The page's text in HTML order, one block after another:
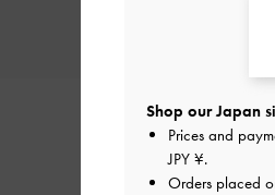
Shop our Japan
Prices and
JPY ¥.
Orders placed